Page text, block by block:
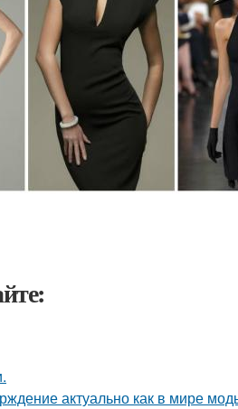
актуально как в мире